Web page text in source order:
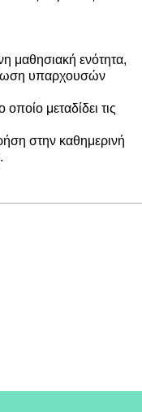
μαθησιακή ενότητα,
υπαρχουσών
μεταδίδει τις
στην καθημερινή